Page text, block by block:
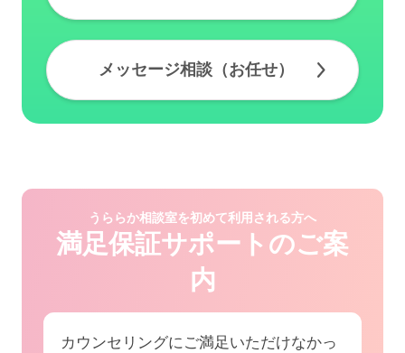
メッセージ相談（お任せ）
うららか相談室を初めて利用される方へ
満足保証サポートのご案
内
カウンセリングにご満足いただけなかっ